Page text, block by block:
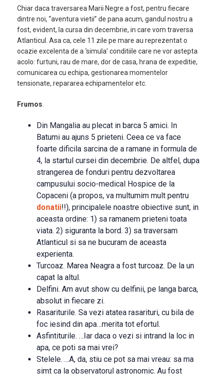
Chiar daca traversarea Marii Negre a fost, pentru fiecare
dintre noi, “aventura vietii” de pana acum, gandul nostru a
fost, evident, la cursa din decembrie, in care vom traversa
Atlanticul. Asa ca, cele 11 zile pe mare au reprezentat o
ocazie excelenta de a ‘simula’ conditiile care ne vor astepta
acolo: furtuni, rau de mare, dor de casa, hrana de expeditie,
comunicarea cu echipa, gestionarea momentelor
tensionate, repararea echipamentelor etc.
Frumos
Din Mangalia au plecat in barca 5 amici. In
Batumi au ajuns 5 prieteni. Ceea ce va face
foarte dificila sarcina de a ramane in formula de
4, la startul cursei din decembrie. De altfel, dupa
strangerea de fonduri pentru dezvoltarea
campusului socio-medical Hospice de la
Copaceni (a propos, va multumim mult pentru
donatii!!), principalele noastre obiective sunt, in
aceasta ordine: 1) sa ramanem prieteni toata
viata. 2) siguranta la bord. 3) sa traversam
Atlanticul si sa ne bucuram de aceasta
experienta.
Turcoaz. Marea Neagra a fost turcoaz. De la un
capat la altul.
Delfini. Am avut show cu delfinii, pe langa barca,
absolut in fiecare zi.
Rasariturile. Sa vezi atatea rasarituri, cu bila de
foc iesind din apa…merita tot efortul.
Asfintiturile. …Iar daca o vezi si intrand la loc in
apa, ce poti sa mai vrei?
Stelele. …A, da, stiu ce pot sa mai vreau: sa ma
simt ca la observatorul astronomic. Au fost